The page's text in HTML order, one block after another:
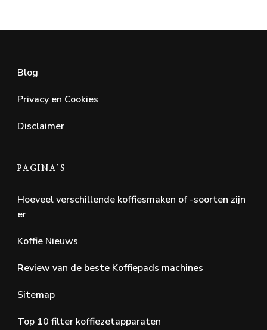
Blog
Privacy en Cookies
Disclaimer
PAGINA’S
Hoeveel verschillende koffiesmaken of -soorten zijn
er
Koffie Nieuws
Review van de beste Koffiepads machines
Sitemap
Top 10 filter koffiezetapparaten